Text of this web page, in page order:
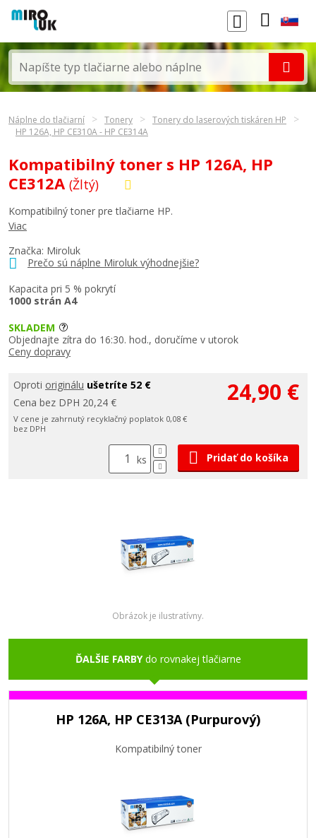
Náplne do tlačiarní Tonery
Tonery do laserových tiskáren HP
HP 126A, HP CE310A - HP CE314A
Kompatibilný toner s HP 126A, HP
CE312A (Žltý)
Značka: Miroluk
Prečo sú náplne Miroluk výhodnejšie?
Kapacita pri 5 % pokrytí
1000 strán A4
Kompatibilný toner pre tlačiarne HP.
Viac
SKLADEM
Objednajte zítra do 16:30. hod., doručíme v utorok
Ceny dopravy
Oproti originálu ušetríte 52 €
Cena bez DPH 20,24 €
V cene je zahrnutý recyklačný poplatok 0,08 €
bez DPH
24,90 €
ks Pridať do košíka
Obrázok je ilustratívny.
ĎALŠIE FARBYdo rovnakej tlačiarne
HP 126A, HP CE313A (Purpurový)
Kompatibilný toner